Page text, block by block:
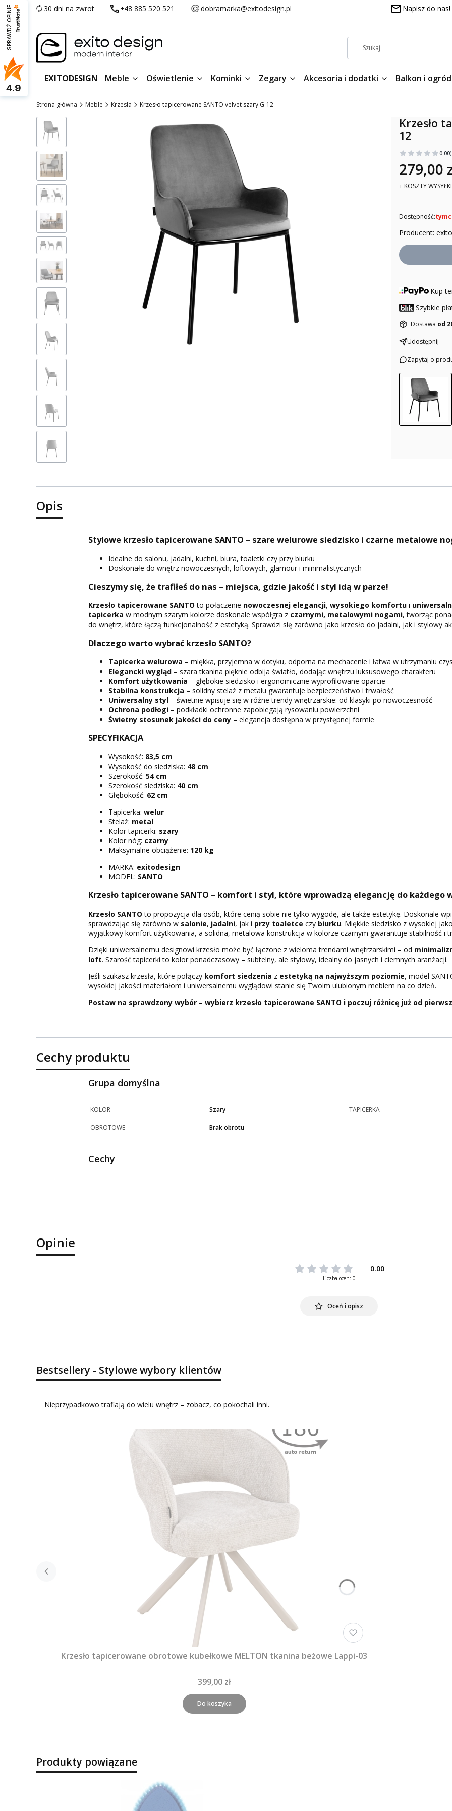
30 dni na zwrot +48 885 520 521 dobramarka@exitodesign.pl Napisz do nas!
EXITODESIGN Meble Oświetlenie Kominki Zegary Akcesoria i dodatki Balkon i ogród
Strona główna Meble Krzesła Krzesło tapicerowane SANTO velvet szary G-12
Krzesło
12
0.00
279,00
+ KOSZTY WYSYŁKI
Dostępność:
Producent:
Kup
Szybkie
Dostawa od
Udostępnij
Zapytaj o
Opis
Stylowe krzesło tapicerowane SANTO – szare welurowe siedzisko i czarne metalowe
Idealne do salonu, jadalni, kuchni, biura, toaletki czy przy biurku
Doskonałe do wnętrz nowoczesnych, loftowych, glamour i minimalistycznych
Cieszymy się, że trafiłeś do nas – miejsca, gdzie jakość i styl idą w parze!
Krzesło tapicerowane SANTO to połączenie nowoczesnej elegancji, wysokiego komfortui
tapicerka w modnym szarym kolorze doskonale współgra z czarnymi, metalowymi nogami, tworząc
do wnętrz, które łączą funkcjonalność z estetyką. Sprawdzi się zarówno jako krzesło do jadalni, jak i stylowy
Dlaczego warto wybrać krzesło SANTO?
Tapicerka welurowa – miękka, przyjemna w dotyku, odporna na mechacenie i łatwa w utrzymaniu
Elegancki wygląd– szara tkanina pięknie odbija światło, dodając wnętrzu luksusowego charakteru
Komfort użytkowania – głębokie siedzisko i ergonomicznie wyprofilowane oparcie
Stabilna konstrukcja – solidny stelaż z metalu gwarantuje bezpieczeństwo i trwałość
Uniwersalny styl– świetnie wpisuje się w różne trendy wnętrzarskie: od klasyki po nowoczesność
Ochrona podłogi– podkładki ochronne zapobiegają rysowaniu powierzchni
Świetny stosunek jakości do ceny– elegancja dostępna w przystępnej formie
SPECYFIKACJA
Wysokość: 83,5 cm
Wysokość do siedziska: 48 cm
Szerokość: 54 cm
Szerokość siedziska: 40 cm
Głębokość: 62 cm
Tapicerka: welur
Stelaż: metal
Kolor tapicerki: szary
Kolor nóg: czarny
Maksymalne obciążenie: 120 kg
MARKA: exitodesign
MODEL: SANTO
Krzesło tapicerowane SANTO – komfort i styl, które wprowadzą elegancję do każdego
Krzesło SANTO to propozycja dla osób, które cenią sobie nie tylko wygodę, ale także estetykę. Doskonale
sprawdzając się zarówno w salonie, jadalni, jak i przy toaletce czy biurku. Miękkie siedzisko z wysokiej
wyjątkowy komfort użytkowania, a solidna, metalowa konstrukcja w kolorze czarnym gwarantuje stabilność i
Dzięki uniwersalnemu designowi krzesło może być łączone z wieloma trendami wnętrzarskimi – od
loft. Szarość tapicerki to kolor ponadczasowy – subtelny, ale stylowy, idealny do jasnych i ciemnych aranżacji.
Jeśli szukasz krzesła, które połączy komfort siedzenia z estetyką na najwyższym poziomie, model
wysokiej jakości materiałom i uniwersalnemu wyglądowi stanie się Twoim ulubionym meblem na co dzień.
Postaw na sprawdzony wybór – wybierz krzesło tapicerowane SANTO i poczuj różnicę już od
Cechy produktu
Grupa domyślna
KOLOR Szary TAPICERKA
OBROTOWE Brak obrotu
Cechy
Opinie
0.00
Liczba ocen: 0
Oceń i opisz
Bestsellery - Stylowe wybory klientów
Nieprzypadkowo trafiają do wielu wnętrz – zobacz, co pokochali inni.
Krzesło tapicerowane obrotowe kubełkowe MELTON tkanina beżowe Lappi-03
399,00 zł
Do koszyka
Produkty powiązane
SPRAWDŹ OPINIE
4.9